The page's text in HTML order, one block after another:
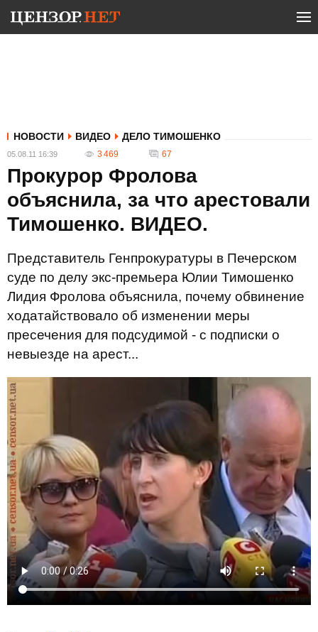
НОВОСТИ ВИДЕО ДЕЛО ТИМОШЕНКО
05.08.11 16:39 3 469 67
Прокурор Фролова
объяснила, за что арестовали
Тимошенко. ВИДЕО.
Представитель Генпрокуратуры в Печерском
суде по делу экс-премьера Юлии Тимошенко
Лидия Фролова объяснила, почему обвинение
ходатайствовало об изменении меры
пресечения для подсудимой - с подписки о
невыезде на арест...